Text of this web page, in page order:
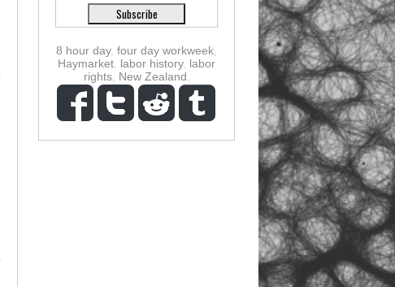
8 hour day, four day workweek
Haymarket labor history, labor
rights, New Zealand